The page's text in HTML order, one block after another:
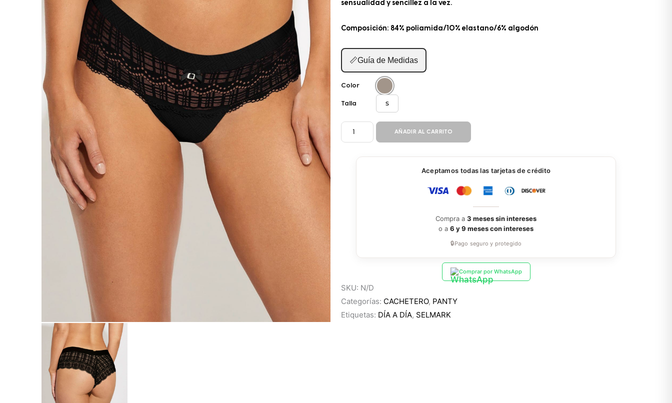
sensualidad y sencillez a la vez.
Composición: 84% poliamida/10% elastano/6% algodón
📏Guía de Medidas
Color
Talla S
PANTY
CACHETERO
21005
AÑADIR AL CARRITO
Aceptamos todas las tarjetas de crédito
Compra a 3 meses sin intereses
o a 6 y 9 meses con intereses
🔒Pago seguro y protegido
Comprar por WhatsApp
SKU: N/D
Categorías: CACHETERO, PANTY
Etiquetas: DÍA A DÍA, SELMARK